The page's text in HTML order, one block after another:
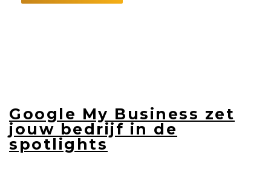
Google My Business zet
jouw bedrijf in de
spotlights